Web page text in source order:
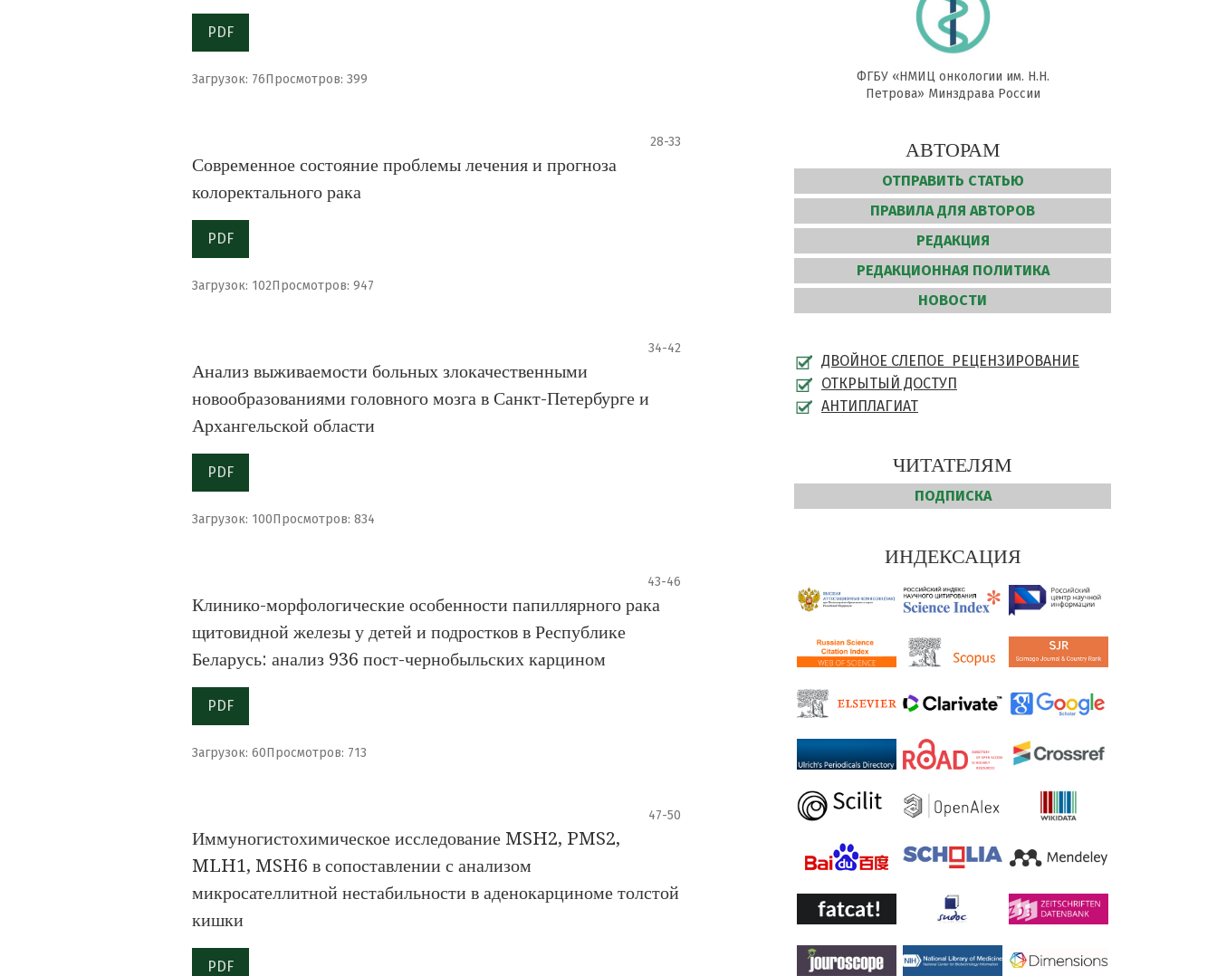
PDF
Загрузок: 76Просмотров: 399
28-33
Современное состояние проблемы лечения и прогноза
колоректального рака
PDF
Загрузок: 102Просмотров: 947
34-42
Анализ выживаемости больных злокачественными
новообразованиями головного мозга в Санкт-Петербурге и
Архангельской области
PDF
Загрузок: 100Просмотров: 834
43-46
Клинико-морфологические особенности папиллярного рака
щитовидной железы у детей и подростков в Республике
Беларусь: анализ 936 пост-чернобыльских карцином
PDF
Загрузок: 60Просмотров: 713
47-50
Иммуногистохимическое исследование MSH2, PMS2,
MLH1, MSH6 в сопоставлении с анализом
микросателлитной нестабильности в аденокарциноме толстой
кишки
PDF
ФГБУ «НМИЦ онкологии им. Н.Н.
Петрова» Минздрава России
АВТОРАМ
ОТПРАВИТЬ СТАТЬЮ
ПРАВИЛА ДЛЯ АВТОРОВ
РЕДАКЦИЯ
РЕДАКЦИОННАЯ ПОЛИТИКА
НОВОСТИ
ДВОЙНОЕ СЛЕПОЕ РЕЦЕНЗИРОВАНИЕ
ОТКРЫТЫЙ ДОСТУП
АНТИПЛАГИАТ
ЧИТАТЕЛЯМ
ПОДПИСКА
ИНДЕКСАЦИЯ